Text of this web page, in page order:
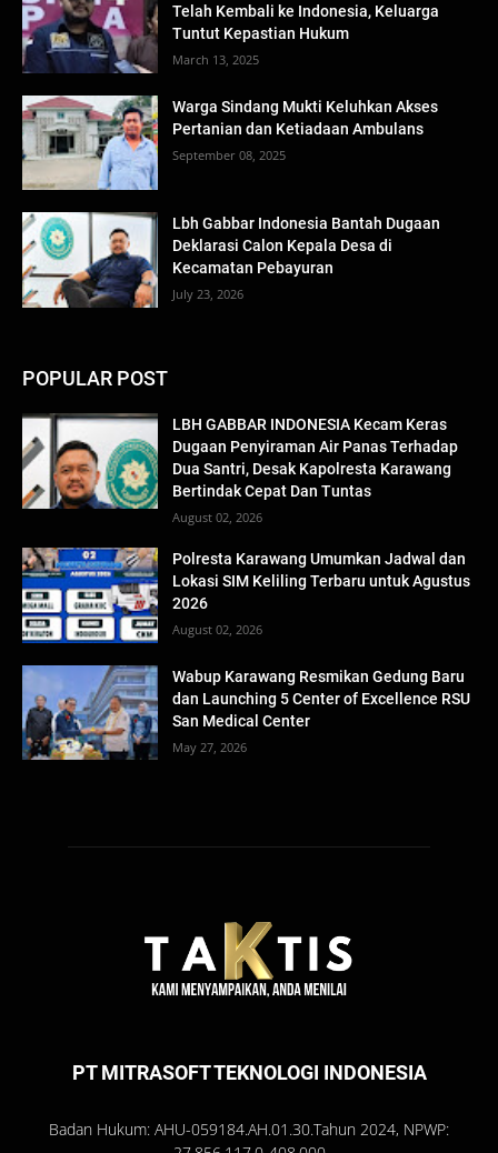
Telah Kembali ke Indonesia, Keluarga
Tuntut Kepastian Hukum
March 13, 2025
Warga Sindang Mukti Keluhkan Akses
Pertanian dan Ketiadaan Ambulans
September 08, 2025
Lbh Gabbar Indonesia Bantah Dugaan
Deklarasi Calon Kepala Desa di
Kecamatan Pebayuran
July 23, 2026
POPULAR POST
LBH GABBAR INDONESIA Kecam Keras
Dugaan Penyiraman Air Panas Terhadap
Dua Santri, Desak Kapolresta Karawang
Bertindak Cepat Dan Tuntas
August 02, 2026
Polresta Karawang Umumkan Jadwal dan
Lokasi SIM Keliling Terbaru untuk Agustus
2026
August 02, 2026
Wabup Karawang Resmikan Gedung Baru
dan Launching 5 Center of Excellence RSU
San Medical Center
May 27, 2026
PT MITRASOFT TEKNOLOGI INDONESIA
Badan Hukum: AHU-059184.AH.01.30.Tahun 2024, NPWP: